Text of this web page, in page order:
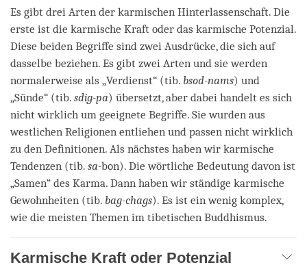
Es gibt drei Arten der karmischen Hinterlassenschaft. Die
erste ist die karmische Kraft oder das karmische Potenzial.
Diese beiden Begriffe sind zwei Ausdrücke, die sich auf
dasselbe beziehen. Es gibt zwei Arten und sie werden
normalerweise als „Verdienst“ (tib. bsod-nams) und
„Sünde“ (tib. sdig-pa) übersetzt, aber dabei handelt es sich
nicht wirklich um geeignete Begriffe. Sie wurden aus
westlichen Religionen entliehen und passen nicht wirklich
zu den Definitionen. Als nächstes haben wir karmische
Tendenzen (tib. sa-bon). Die wörtliche Bedeutung davon ist
„Samen“ des Karma. Dann haben wir ständige karmische
Gewohnheiten (tib. bag-chags). Es ist ein wenig komplex,
wie die meisten Themen im tibetischen Buddhismus.
Karmische Kraft oder Potenzial